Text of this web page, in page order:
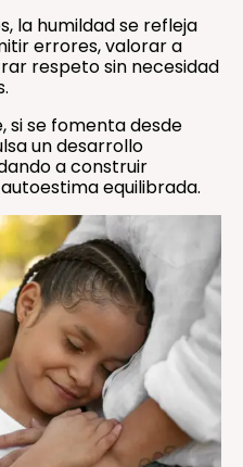
la humildad se refleja
errores, valorar a
respeto sin necesidad
si se fomenta desde
un desarrollo
a construir
equilibrada.